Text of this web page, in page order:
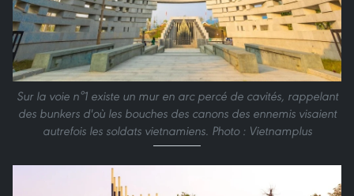
Sur la voie n°1 existe un mur en arc percé de cavités, rappelant
des bunkers d'où les bouches des canons des ennemis visaient
autrefois les soldats vietnamiens. Photo : Vietnamplus